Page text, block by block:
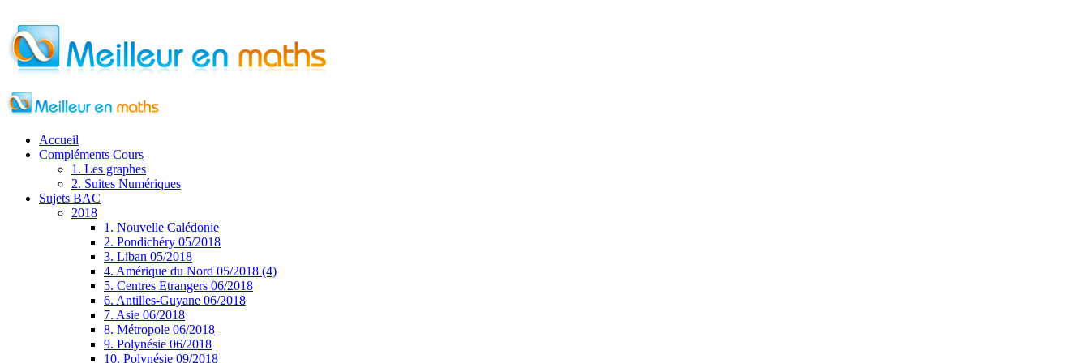
Accueil
Compléments Cours
1. Les graphes
2. Suites Numériques
Sujets BAC
2018
1. Nouvelle Calédonie
2. Pondichéry 05/2018
3. Liban 05/2018
4. Amérique du Nord 05/2018 (4)
5. Centres Etrangers 06/2018
6. Antilles-Guyane 06/2018
7. Asie 06/2018
8. Métropole 06/2018
9. Polynésie 06/2018
10. Polynésie 09/2018